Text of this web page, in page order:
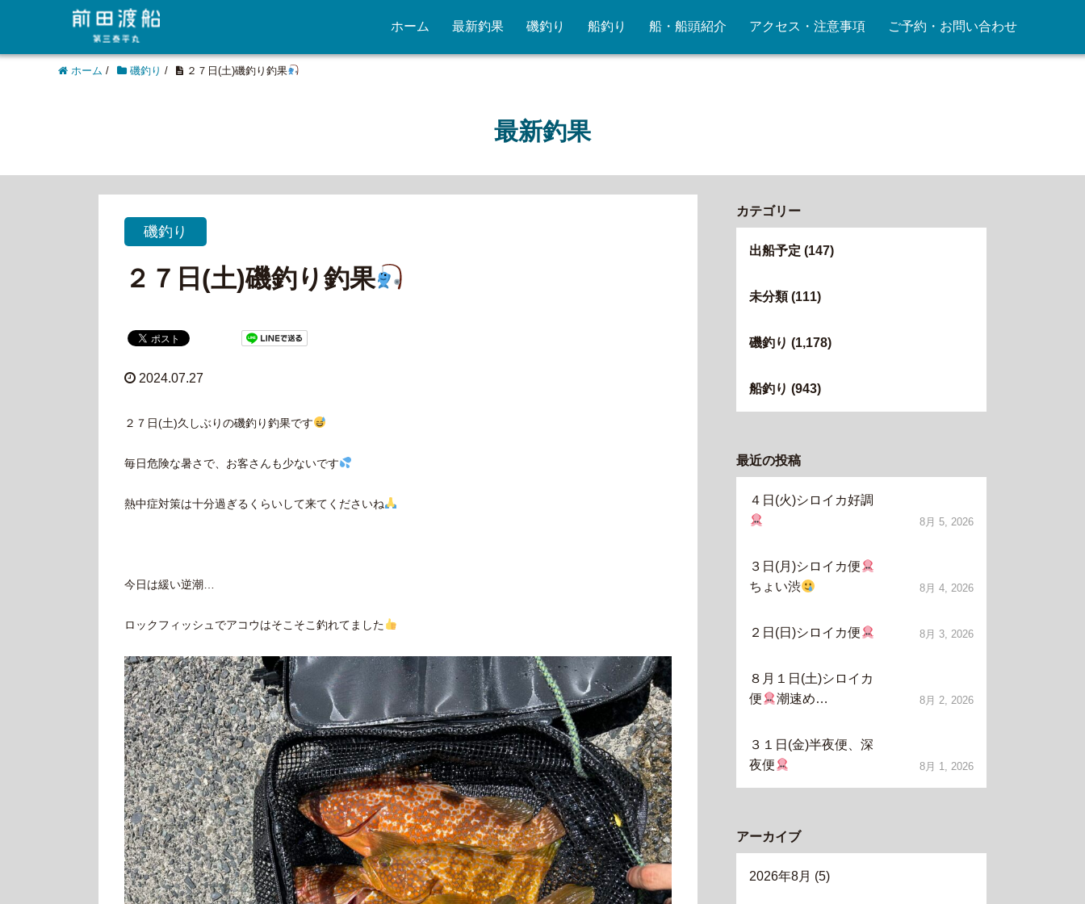
ホーム 最新釣果 磯釣り 船釣り 船・船頭紹介 アクセス・注意事項 ご予約・お問い合わせ
ホーム / 磯釣り / ２７日(土)磯釣り釣果
最新釣果
磯釣り
２７日(土)磯釣り釣果
2024.07.27
２７日(土)久しぶりの磯釣り釣果です
毎日危険な暑さで、お客さんも少ないです
熱中症対策は十分過ぎるくらいして来てくださいね
今日は緩い逆潮…
ロックフィッシュでアコウはそこそこ釣れてました
カテゴリー
出船予定 (147)
未分類(111)
磯釣り (1,178)
船釣り (943)
最近の投稿
４日(火)シロイカ好調
8月 5, 2026
３日(月)シロイカ便
ちょい渋
8月 4, 2026
２日(日)シロイカ便 8月 3, 2026
８月１日(土)シロイカ
便
潮速め… 8月 2, 2026
３１日(金)半夜便、深
夜便
8月 1, 2026
アーカイブ
2026年8月 (5)